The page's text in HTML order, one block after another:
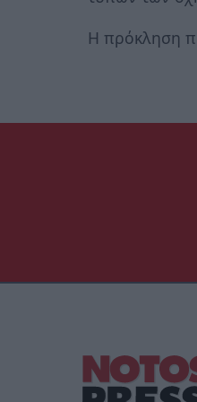
Η πρόκληση